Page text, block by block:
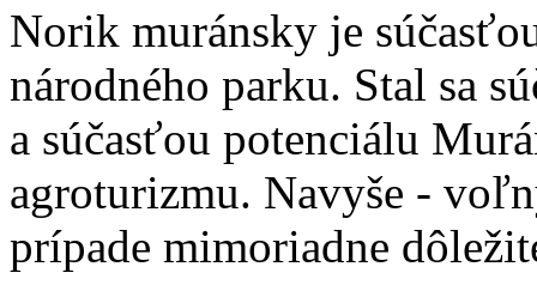
Norik muránsky je
národného parku. Stal sa
a súčasťou potenciálu
agroturizmu. Navyše -
prípade mimoriadne